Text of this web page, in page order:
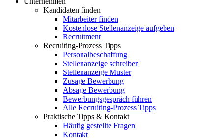
Kandidaten finden
Mitarbeiter finden
Kostenlose Stellenanzeige aufgeben
Recruitment
Recruiting-Prozess Tipps
Personalbeschaffung
Stellenanzeige schreiben
Stellenanzeige Muster
Zusage Bewerbung
Absage Bewerbung
Bewerbungsgespräch führen
Alle Recruiting-Prozess Tipps
Praktische Tipps & Kontakt
Häufig gestellte Fragen
Kontakt